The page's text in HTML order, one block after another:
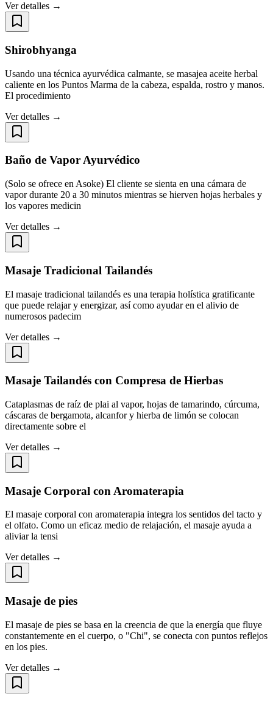
Ver detalles →
Shirobhyanga
Usando una técnica ayurvédica calmante, se masajea aceite herbal
caliente en los Puntos Marma de la cabeza, espalda, rostro y manos.
El procedimiento
Ver detalles →
Baño de Vapor Ayurvédico
(Solo se ofrece en Asoke) El cliente se sienta en una cámara de
vapor durante 20 a 30 minutos mientras se hierven hojas herbales y
los vapores medicin
Ver detalles →
Masaje Tradicional Tailandés
El masaje tradicional tailandés es una terapia holística gratificante
que puede relajar y energizar, así como ayudar en el alivio de
numerosos padecim
Ver detalles →
Masaje Tailandés con Compresa de Hierbas
Cataplasmas de raíz de plai al vapor, hojas de tamarindo, cúrcuma,
cáscaras de bergamota, alcanfor y hierba de limón se colocan
directamente sobre el
Ver detalles →
Masaje Corporal con Aromaterapia
El masaje corporal con aromaterapia integra los sentidos del tacto y
el olfato. Como un eficaz medio de relajación, el masaje ayuda a
aliviar la tensi
Ver detalles →
Masaje de pies
El masaje de pies se basa en la creencia de que la energía que fluye
constantemente en el cuerpo, o "Chi", se conecta con puntos reflejos
en los pies.
Ver detalles →